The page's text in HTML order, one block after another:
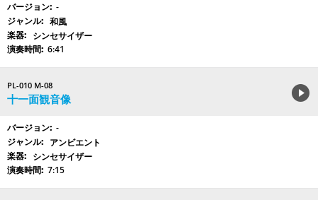
-
和風
シンセサイザー
6:41
PL-010 M-08
十一面観音像
-
アンビエント
シンセサイザー
7:15